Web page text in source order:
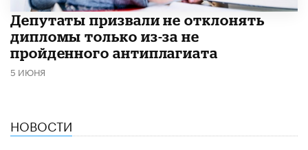
Депутаты призвали не отклонять
дипломы только из-за не
пройденного антиплагиата
5 ИЮНЯ
НОВОСТИ